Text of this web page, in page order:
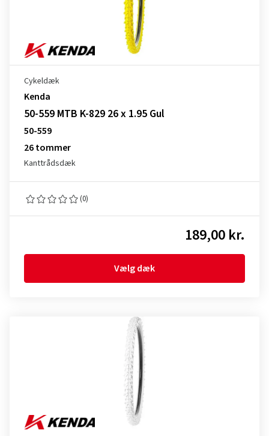
Cykeldæk
Kenda
50-559 MTB K-829 26 x 1.95 Gul
50-559
26 tommer
Kanttrådsdæk
(0)
189,00 kr.
Vælg dæk